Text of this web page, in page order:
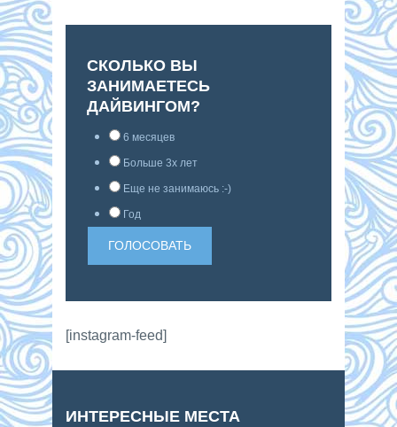
СКОЛЬКО ВЫ
ЗАНИМАЕТЕСЬ
ДАЙВИНГОМ?
6 месяцев
Больше 3х лет
Еще не занимаюсь :-)
Год
[instagram-feed]
ИНТЕРЕСНЫЕ МЕСТА